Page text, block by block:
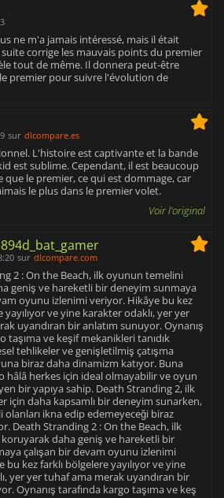
ne m'a jamais intéressé, mais il était
corrige les mauvais points du premier
tout de même. Il donnera peut-être
premier pour suivre l'évolution de
sur dlcompare.es
L'histoire est captivante et la bande
est sublime. Cependant, il est beaucoup
que le premier, ce qui est dommage, car
le plus dans le premier volet.
Voir l'original
sur dlcompare.com
2 : On the Beach, ilk oyunun temelini
geniş ve hareketli bir deneyim sunmaya
oyunu izlenimi veriyor. Hikâye bu kez
yayılıyor ve yine karakter odaklı, yer yer
uyandıran bir anlatım sunuyor. Oynanış
taşıma ve keşif mekanikleri tanıdık
tehlikeler ve genişletilmiş çatışma
biraz daha dinamizm katıyor. Buna
hâlâ herkes için ideal olmayabilir ve oyun
bir yapıya sahip. Death Stranding 2, ilk
için daha kapsamlı bir deneyim sunarken,
olanları ikna edip edemeyeceği biraz
Death Stranding 2 : On the Beach, ilk
daha geniş ve hareketli bir
çalışan bir devam oyunu izlenimi
bu kez farklı bölgelere yayılıyor ve yine
yer yer tuhaf ama merak uyandıran bir
Oynanış tarafında kargo taşıma ve keş